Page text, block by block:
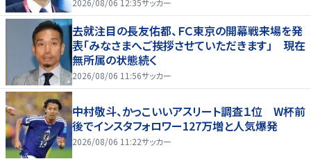
2026/08/06 12:35サッカー
去就注目の長友佑都、ＦＣ東京の開幕戦来場を発
表「みなさまへご挨拶させていただきます」 現在
無所属の状態続く
2026/08/06 11:56サッカー
中村敬斗、かっこいいアスリート調査１位 W杯前
後でインスタフォロワー127万増と人気爆発
2026/08/06 11:22サッカー